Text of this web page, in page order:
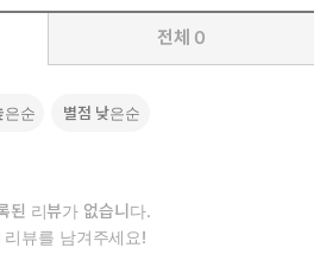
가의 메시지를 요약한다. 이곳에서 나
가는……때문에 예수의 이 설명/말씀을
장을 완성하려고 노력했다. 이곳에서
신의 독자들에게 가르치려고 했던 것
목적은 나사렛 예수의 생애를 구성하
전체 0
은순 별점 낮은순
된 리뷰가 없습니다.
리뷰를 남겨주세요!